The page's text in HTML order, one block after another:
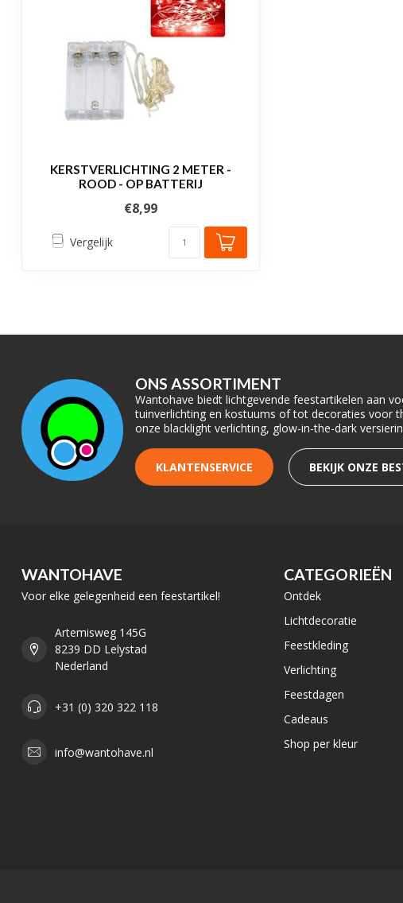
KERSTVERLICHTING 2 METER -
ROOD - OP BATTERIJ
€8,99
Vergelijk
ONS ASSORTIMENT
Wantohave biedt lichtgevende feestartikelen aan
tuinverlichting en kostuums of tot decoraties voor
onze blacklight verlichting, glow-in-the-dark
KLANTENSERVICE BEKIJK ONZE
WANTOHAVE
Voor elke gelegenheid een feestartikel!
Artemisweg 145G
8239 DD Lelystad
Nederland
+31 (0) 320 322 118
info@wantohave.nl
CATEGORIEËN
Ontdek
Lichtdecoratie
Feestkleding
Verlichting
Feestdagen
Cadeaus
Shop per kleur